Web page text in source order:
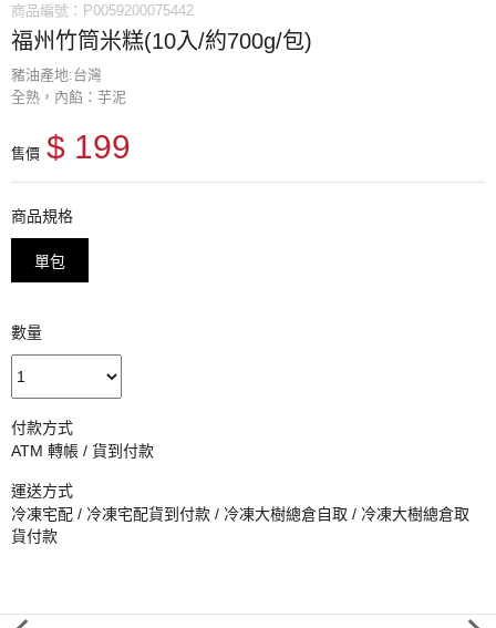
商品編號：P0059200075442
福州竹筒米糕(10入/約700g/包)
豬油產地:台灣
全熟，內餡：芋泥
售價 $ 199
商品規格
單包
數量
付款方式
ATM 轉帳 / 貨到付款
運送方式
冷凍宅配 / 冷凍宅配貨到付款 / 冷凍大樹總倉自取 / 冷凍大樹總倉取
貨付款